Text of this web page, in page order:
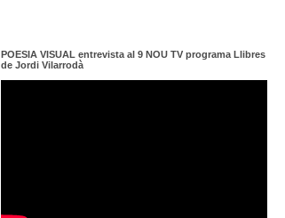
POESIA VISUAL entrevista al 9 NOU TV programa Llibres
de Jordi Vilarrodà